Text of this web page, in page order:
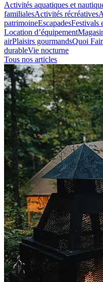
Activités aquatiques et
familialesActivités récréatives
patrimoineEscapadesFestivals
Location d’équipement
airPlaisirs gourmandsQuoi
durableVie nocturne
Tous nos articles